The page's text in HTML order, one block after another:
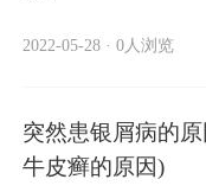
2022-05-28 · 0人浏览
突然患银屑病的
牛皮癣的原因)